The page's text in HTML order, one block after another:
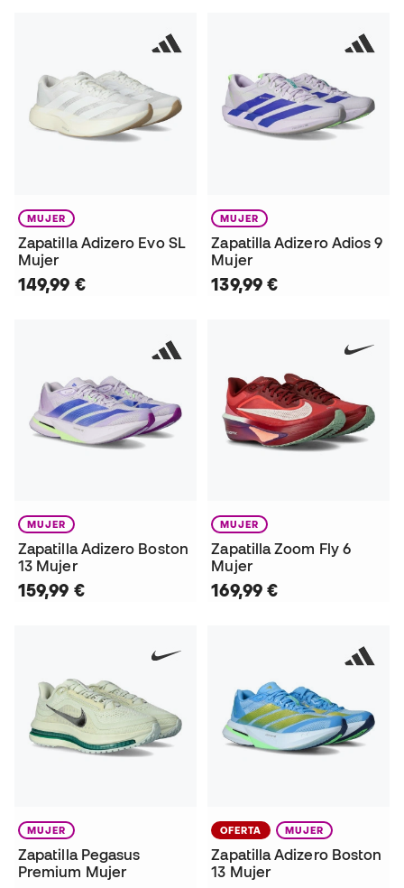
MUJER
Zapatilla Adizero Evo SL
Mujer
149,99 €
MUJER
Zapatilla Adizero Adios 9
Mujer
139,99 €
MUJER
Zapatilla Adizero Boston
13 Mujer
159,99 €
MUJER
Zapatilla Zoom Fly 6
Mujer
169,99 €
MUJER
Zapatilla Pegasus
Premium Mujer
OFERTA MUJER
Zapatilla Adizero Boston
13 Mujer